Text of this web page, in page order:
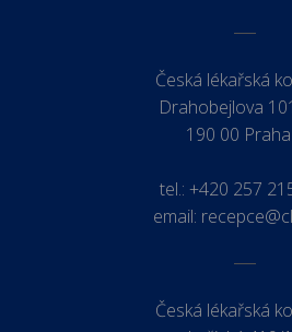
Česká lékařská
Drahobejlova
190 00
tel.: +420 257
email:
Česká lékařská